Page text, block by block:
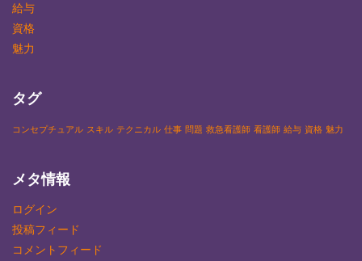
給与
資格
魅力
タグ
コンセプチュアル スキル テクニカル 仕事 問題 救急看護師 看護師 給与 資格 魅力
メタ情報
ログイン
投稿フィード
コメントフィード